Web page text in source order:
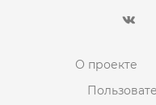
О проекте